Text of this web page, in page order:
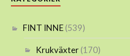
FINT INNE(539)
Krukväxter(170)